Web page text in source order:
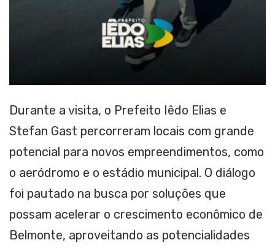
Durante a visita, o Prefeito Iêdo Elias e
Stefan Gast percorreram locais com grande
potencial para novos empreendimentos, como
o aeródromo e o estádio municipal. O diálogo
foi pautado na busca por soluções que
possam acelerar o crescimento econômico de
Belmonte, aproveitando as potencialidades